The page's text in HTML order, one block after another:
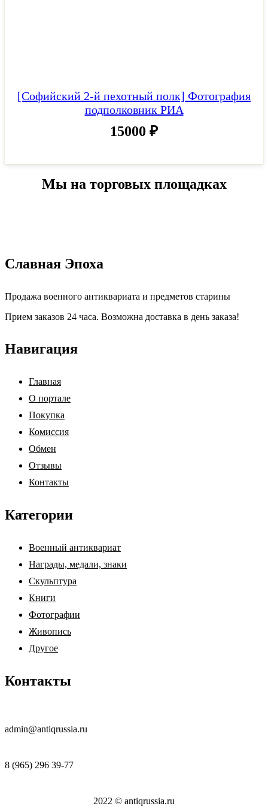
[Софийский 2-й пехотный полк] Фотография
подполковник РИА
15000 ₽
Мы на торговых площадках
Славная Эпоха
Продажа военного антиквариата и предметов старины
Прием заказов 24 часа. Возможна доставка в день заказа!
Навигация
Главная
О портале
Покупка
Комиссия
Обмен
Отзывы
Контакты
Категории
Военный антиквариат
Награды, медали, знаки
Скульптура
Книги
Фотографии
Живопись
Другое
Контакты
admin@antiqrussia.ru
8 (965) 296 39-77
2022 © antiqrussia.ru